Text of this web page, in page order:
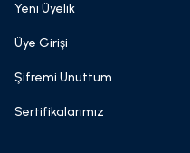
Yeni Üyelik
Üye Girişi
Şifremi Unuttum
Sertifikalarımız